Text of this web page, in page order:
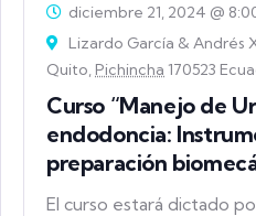
diciembre 21, 2024 @
Lizardo García & Andrés
Quito, Pichincha 170523
Curso “Manejo de
endodoncia:
preparación
El curso estará dictado